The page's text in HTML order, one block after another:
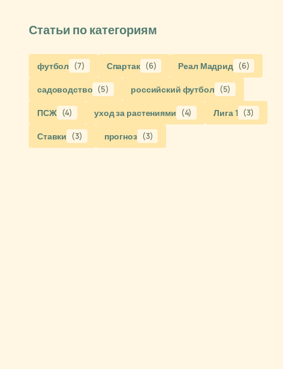
Статьи по категориям
футбол (7) Спартак (6) Реал Мадрид (6)
садоводство (5) российский футбол (5)
ПСЖ (4) уход за растениями (4) Лига 1 (3)
Ставки (3) прогноз (3)